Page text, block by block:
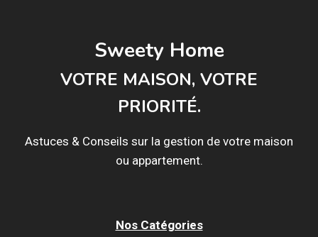
Sweety Home
VOTRE MAISON, VOTRE
PRIORITÉ.
Astuces & Conseils sur la gestion de votre maison
ou appartement.
Nos Catégories